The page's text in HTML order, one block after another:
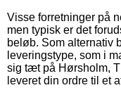
Visse forretninger på
men typisk er det
beløb. Som alternativ
leveringstype, som i
sig tæt på Hørsholm,
leveret din ordre til et